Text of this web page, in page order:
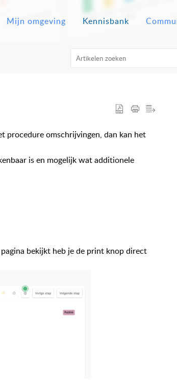
Mijn omgeving Kennisbank
procedure omschrijvingen, dan kan het
is en mogelijk wat additionele
bekijkt heb je de print knop direct